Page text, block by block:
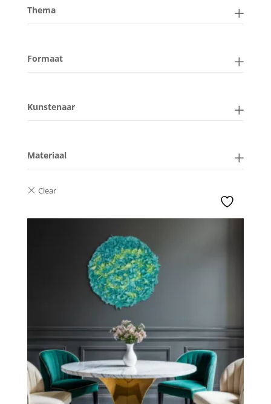
Thema
Formaat
Kunstenaar
Materiaal